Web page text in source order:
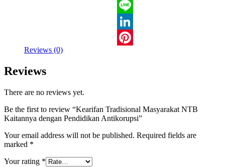
WhatsApp
Line
LinkedIn
Reviews (0)
Reviews
There are no reviews yet.
Be the first to review “Kearifan Tradisional Masyarakat NTB
Kaitannya dengan Pendidikan Antikorupsi”
Your email address will not be published. Required fields are
marked *
Your rating *